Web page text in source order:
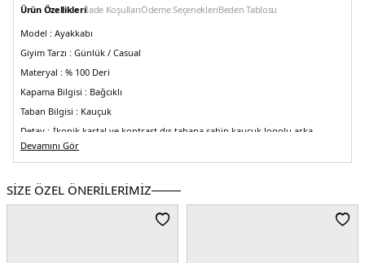
Ürün Özellikleriİade KoşullarıÖdeme SeçenekleriBeden Tablosu
Model : Ayakkabı
Giyim Tarzı : Günlük / Casual
Materyal : % 100 Deri
Kapama Bilgisi : Bağcıklı
Taban Bilgisi : Kauçuk
Detay : -İkonik kartal ve kontrast dış tabana sahip kauçuk logolu arka
sekme-Hafif ve esnektir
Üretim Yeri :Endonezya
Devamını Gör
SİZE ÖZEL ÖNERİLERİMİZ